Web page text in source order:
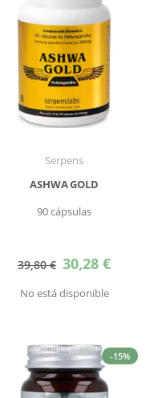
Serpens
ASHWA GOLD
90 cápsulas
39,80 € Precio
especial
30,28 €
No está disponible
-15%